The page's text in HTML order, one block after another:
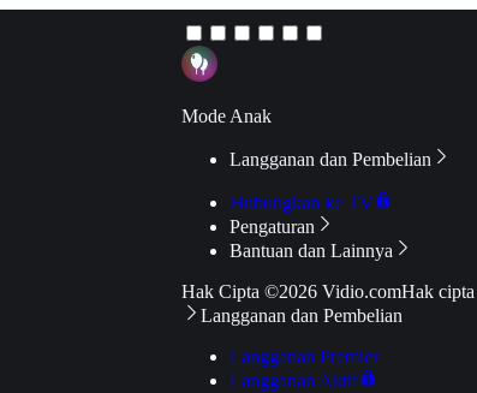
Mode Anak
Langganan dan Pembelian
Hubungkan ke TV
Pengaturan
Bantuan dan Lainnya
Hak Cipta ©2026 Vidio.comHak
Langganan dan Pembelian
Langganan Premier
Langganan Aktif